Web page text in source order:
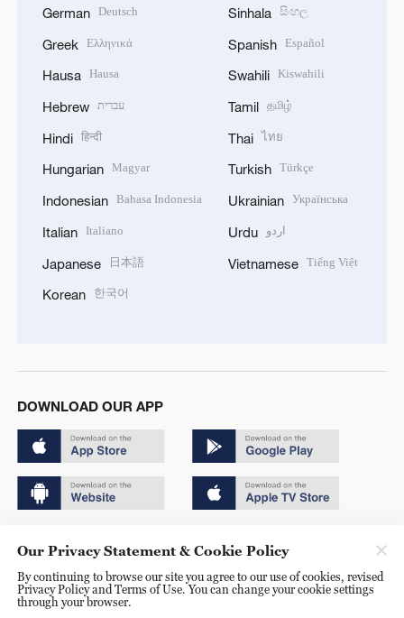
German Deutsch
Greek Ελληνικά
Hausa Hausa
Hebrew עברית
Hindi हिन्दी
Hungarian Magyar
Indonesian Bahasa Indonesia
Italian Italiano
Japanese 日本語
Korean 한국어
Sinhala සිංහල
Spanish Español
Swahili Kiswahili
Tamil தமிழ்
Thai ไทย
Turkish Türkçe
Ukrainian Українська
Urdu اردو
Vietnamese Tiếng Việt
DOWNLOAD OUR APP
京ICP备20000184号
京公网安备 11010502050052号
Our Privacy Statement & Cookie Policy
By continuing to browse our site you agree to our use of cookies, revised
Privacy Policy and Terms of Use. You can change your cookie settings
through your browser.